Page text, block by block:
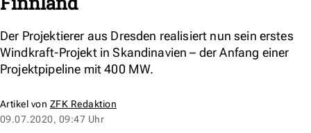
Der Projektierer aus Dresden realisiert nun sein erstes
Windkraft-Projekt in Skandinavien – der Anfang einer
Projektpipeline mit 400 MW.
Artikel von ZFK Redaktion
09.07.2020, 09:47 Uhr